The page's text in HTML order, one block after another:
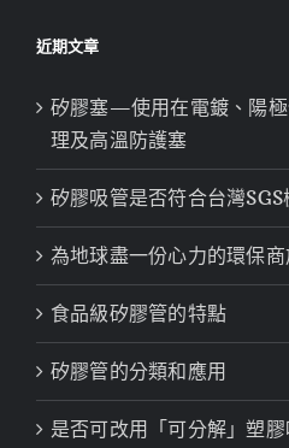
近期文章
矽膠塞—使用在電鍍、陽
理及高溫防護塞
矽膠吸管是否符合台灣SGS
為地球盡一份心力的環保
食品級矽膠管的特點
矽膠管的分類和應用
是否可改用「可分解」塑